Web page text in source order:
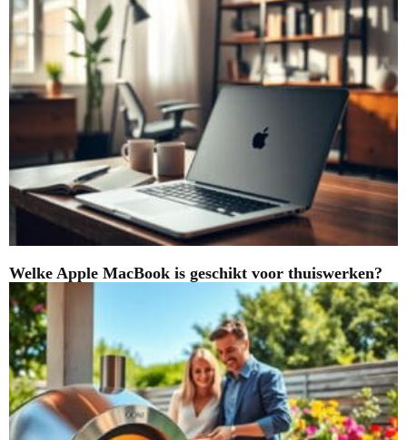
Welke Apple MacBook is geschikt voor thuiswerken?